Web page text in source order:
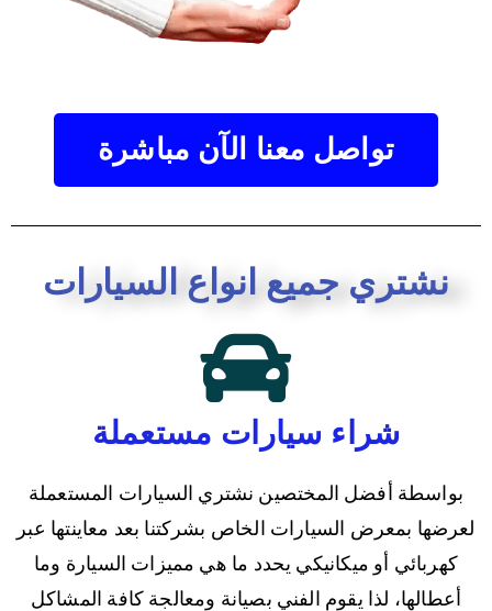
تواصل معنا الآن مباشرة
نشتري جميع انواع السيارات
شراء سيارات مستعملة
بواسطة أفضل المختصين نشتري السيارات المستعملة
لعرضها بمعرض السيارات الخاص بشركتنا بعد معاينتها عبر
كهربائي أو ميكانيكي يحدد ما هي مميزات السيارة وما
أعطالها، لذا يقوم الفني بصيانة ومعالجة كافة المشاكل